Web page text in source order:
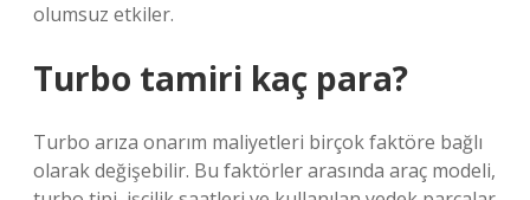
olumsuz etkiler.
Turbo tamiri kaç para?
Turbo arıza onarım maliyetleri birçok faktöre bağlı
olarak değişebilir. Bu faktörler arasında araç modeli,